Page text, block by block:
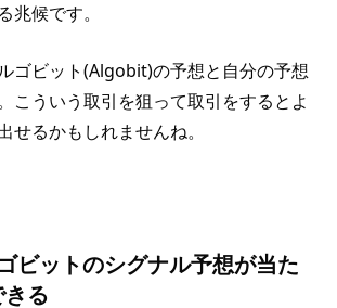
兆候です。
ゴビット(Algobit)の予想と自分の予想
こういう取引を狙って取引をするとよ
せるかもしれませんね。
ビットのシグナル予想が当た
る